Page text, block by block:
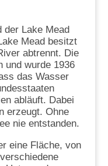
der Lake Mead
Mead besitzt
abtrennt. Die
und wurde 1936
das Wasser
abläuft. Dabei
erzeugt. Ohne
nie entstanden.
eine Fläche, von